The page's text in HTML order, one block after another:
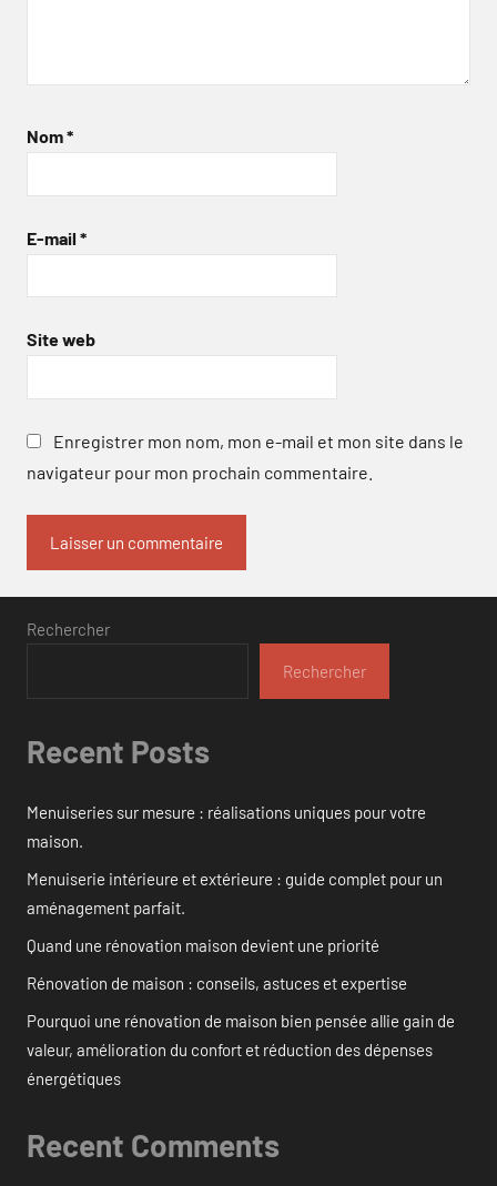
Nom*
E-mail *
Site web
Enregistrer mon nom, mon e-mail et mon site dans le
navigateur pour mon prochain commentaire.
Rechercher
Rechercher
Recent Posts
Menuiseries sur mesure : réalisations uniques pour votre
maison.
Menuiserie intérieure et extérieure : guide complet pour un
aménagement parfait.
Quand une rénovation maison devient une priorité
Rénovation de maison : conseils, astuces et expertise
Pourquoi une rénovation de maison bien pensée allie gain de
valeur, amélioration du confort et réduction des dépenses
énergétiques
Recent Comments